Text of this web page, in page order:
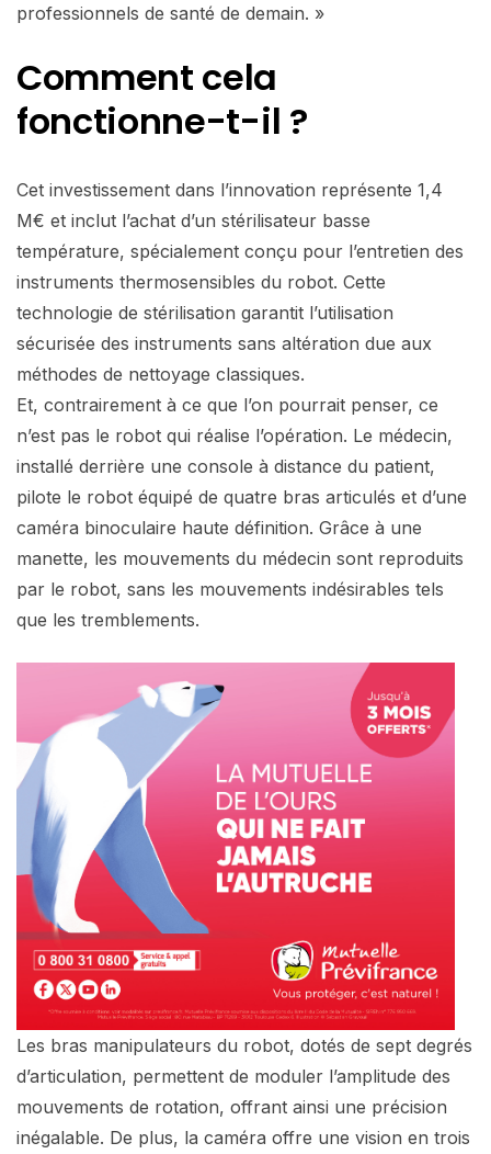
professionnels de santé de demain. »
Comment cela
fonctionne-t-il ?
Cet investissement dans l’innovation représente 1,4
M€ et inclut l’achat d’un stérilisateur basse
température, spécialement conçu pour l’entretien des
instruments thermosensibles du robot. Cette
technologie de stérilisation garantit l’utilisation
sécurisée des instruments sans altération due aux
méthodes de nettoyage classiques.
Et, contrairement à ce que l’on pourrait penser, ce
n’est pas le robot qui réalise l’opération. Le médecin,
installé derrière une console à distance du patient,
pilote le robot équipé de quatre bras articulés et d’une
caméra binoculaire haute définition. Grâce à une
manette, les mouvements du médecin sont reproduits
par le robot, sans les mouvements indésirables tels
que les tremblements.
Les bras manipulateurs du robot, dotés de sept degrés
d’articulation, permettent de moduler l’amplitude des
mouvements de rotation, offrant ainsi une précision
inégalable. De plus, la caméra offre une vision en trois